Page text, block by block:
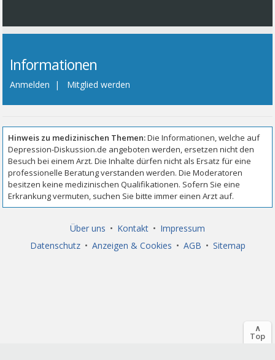
Informationen
Anmelden | Mitglied werden
Über uns • Kontakt • Impressum
Datenschutz • Anzeigen & Cookies • AGB • Sitemap
∧
Top